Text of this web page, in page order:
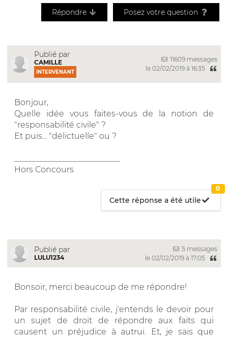
Répondre Posez votre question
Publié par
CAMILLE
INTERVENANT
11609 messages
le 02/02/2019 à 16:35
Bonjour,
Quelle idée vous faites-vous de la notion de
"responsabilité civile" ?
Et puis... "délictuelle" ou ?
Hors Concours
Cette réponse a été utile
0
Publié par
LULU1234
5 messages
le 02/02/2019 à 17:05
Bonsoir, merci beaucoup de me répondre!
Par responsabilité civile, j'entends le devoir pour
un sujet de droit de répondre aux faits qui
causent un préjudice à autrui. Et, je sais que